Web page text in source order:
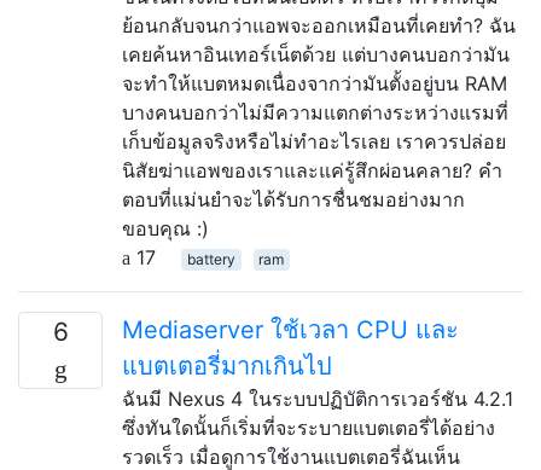
ย้อนกลับจนกว่าแอพจะออกเหมือนที่เคยทำ? ฉัน
เคยค้นหาอินเทอร์เน็ตด้วย แต่บางคนบอกว่ามัน
จะทำให้แบตหมดเนื่องจากว่ามันตั้งอยู่บน RAM
บางคนบอกว่าไม่มีความแตกต่างระหว่างแรมที่
เก็บข้อมูลจริงหรือไม่ทำอะไรเลย เราควรปล่อย
นิสัยฆ่าแอพของเราและแค่รู้สึกผ่อนคลาย? คำ
ตอบที่แม่นยำจะได้รับการชื่นชมอย่างมาก
ขอบคุณ :)
17
battery ram
6
Mediaserver ใช้เวลา CPU และ
แบตเตอรี่มากเกินไป
ฉันมี Nexus 4 ในระบบปฏิบัติการเวอร์ชัน 4.2.1
ซึ่งทันใดนั้นก็เริ่มที่จะระบายแบตเตอรี่ได้อย่าง
รวดเร็ว เมื่อดูการใช้งานแบตเตอรี่ฉันเห็น